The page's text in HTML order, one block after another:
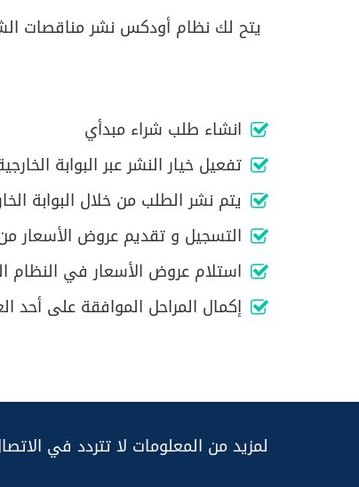
يتح لك نظام أودكس نشر مناقصات
انشاء طلب شراء مبدأي
تفعيل خيار النشر عبر البوابة
يتم نشر الطلب من خلال البوابة
التسجيل و تقديم عروض الأسعار
استلام عروض الأسعار في النظام
إكمال المراحل الموافقة على أحد
لمزيد من المعلومات لا تتردد في